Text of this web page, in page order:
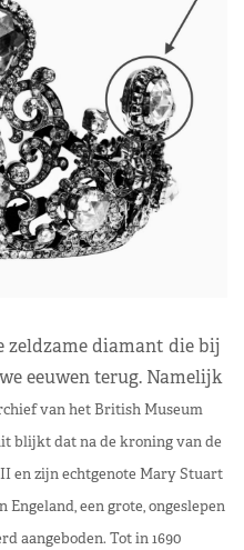
zeldzame diamant die bij
eeuwen terug. Namelijk
van het British Museum
blijkt dat na de kroning van de
en zijn echtgenote Mary Stuart
Engeland,een grote, ongeslepen
aangeboden. Tot in 1690